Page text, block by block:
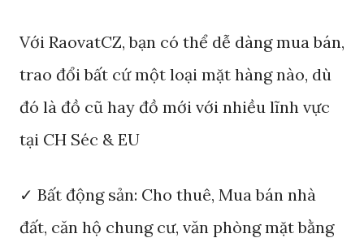
Với RaovatCZ, bạn có thể dễ dàng mua bán,
trao đổi bất cứ một loại mặt hàng nào, dù
đó là đồ cũ hay đồ mới với nhiều lĩnh vực
tại CH Séc & EU
✓ Bất động sản: Cho thuê, Mua bán nhà
đất, căn hộ chung cư, văn phòng mặt bằng